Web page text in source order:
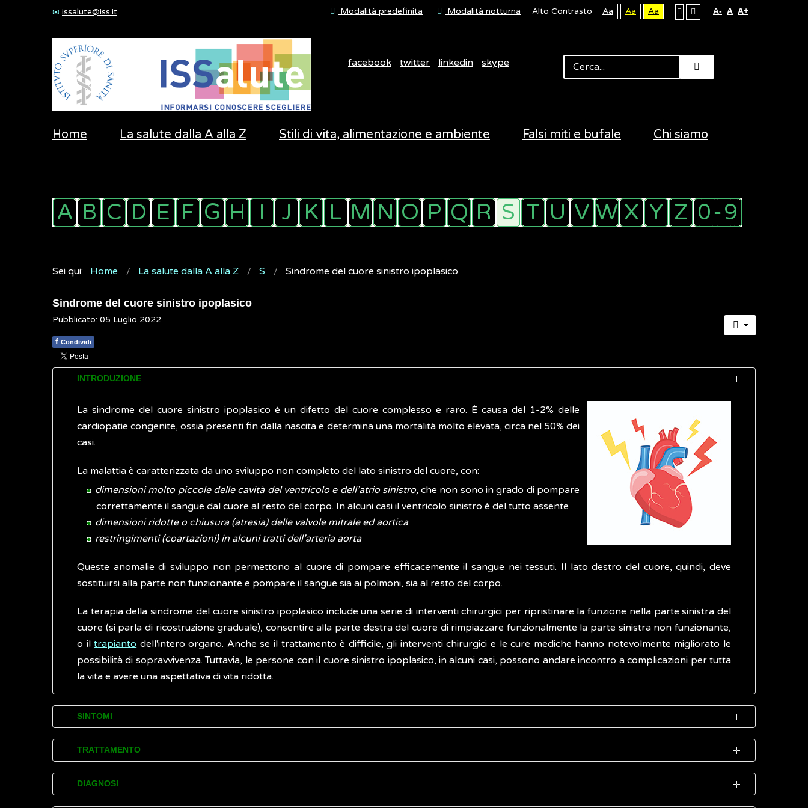
issalute@iss.it Modalità predefinita Modalità notturna Alto Contrasto Aa Aa Aa A- A A+
facebook twitter linkedin skype
Home La salute dalla A alla Z Stili di vita, alimentazione e ambiente Falsi miti e bufale Chi siamo
Sei qui: Home La salute dalla A alla Z S Sindrome del cuore sinistro ipoplasico
Sindrome del cuore sinistro ipoplasico
Pubblicato: 05 Luglio 2022
f Condividi
INTRODUZIONE
La sindrome del cuore sinistro ipoplasico è un difetto del cuore complesso e raro. È causa del 1-2% delle
cardiopatie congenite, ossia presenti fin dalla nascita e determina una mortalità molto elevata, circa nel 50% dei
casi.
La malattia è caratterizzata da uno sviluppo non completo del lato sinistro del cuore, con:
dimensioni molto piccole delle cavità del ventricolo e dell’atrio sinistro,che non sono in grado di pompare
correttamente il sangue dal cuore al resto del corpo. In alcuni casi il ventricolo sinistro è del tutto assente
dimensioni ridotte o chiusura (atresia) delle valvole mitrale ed aortica
restringimenti (coartazioni) in alcuni tratti dell’arteria aorta
Queste anomalie di sviluppo non permettono al cuore di pompare efficacemente il sangue nei tessuti. Il lato destro del cuore, quindi, deve
sostituirsi alla parte non funzionante e pompare il sangue sia ai polmoni, sia al resto del corpo.
La terapia della sindrome del cuore sinistro ipoplasico include una serie di interventi chirurgici per ripristinare la funzione nella parte sinistra del
cuore (si parla di ricostruzione graduale), consentire alla parte destra del cuore di rimpiazzare funzionalmente la parte sinistra non funzionante,
o iltrapianto dell'intero organo. Anche se il trattamento è difficile, gli interventi chirurgici e le cure mediche hanno notevolmente migliorato le
possibilità di sopravvivenza. Tuttavia, le persone con il cuore sinistro ipoplasico, in alcuni casi, possono andare incontro a complicazioni per tutta
la vita e avere una aspettativa di vita ridotta.
SINTOMI
La sindrome da cuore sinistro ipoplasico si manifesta già alla nascita. I neonati, infatti, già nei primi giorni di vita presentano i sintomi della malattia
che includono:
cianosi
TRATTAMENTO
La sindrome del cuore sinistro ipoplastico si verifica durante la crescita del feto, nel periodo in cui il cuore si sviluppa. L'anomalia è ben tollerata
durante la vita fetale, il ventricolo destro riesce a sostenere la circolazione grazie alla presenza del dotto arterioso di Botallo, un vaso sanguigno
DIAGNOSI